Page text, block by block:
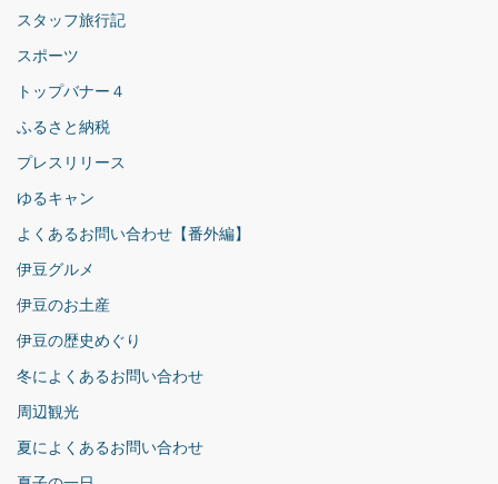
スタッフ旅行記
スポーツ
トップバナー４
ふるさと納税
プレスリリース
ゆるキャン
よくあるお問い合わせ【番外編】
伊豆グルメ
伊豆のお土産
伊豆の歴史めぐり
冬によくあるお問い合わせ
周辺観光
夏によくあるお問い合わせ